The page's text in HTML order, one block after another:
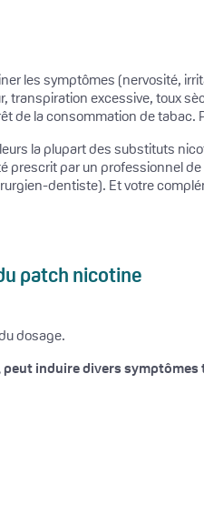
les symptômes (nervosité,
excessive, toux
de la consommation de tabac.
la plupart des substituts
prescrit par un professionnel
dentiste). Et votre
patch nicotine
dosage.
induire divers symptômes